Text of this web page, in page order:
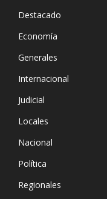
Destacado
Economía
Generales
Internacional
Judicial
Locales
Nacional
Política
Regionales